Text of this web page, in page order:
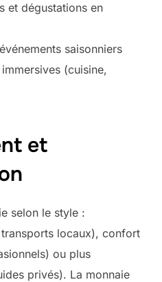
et dégustations en
saisonniers
(cuisine,
et
selon le style :
locaux), confort
ou plus
privés). La monnaie